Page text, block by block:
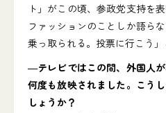
ト」がこの頃、参政党支持を
ファッションのことしか語ら
乗っ取られる。投票に行こう」
―テレビではこの間、外国人
何度も放映されました。こう
しょうか？